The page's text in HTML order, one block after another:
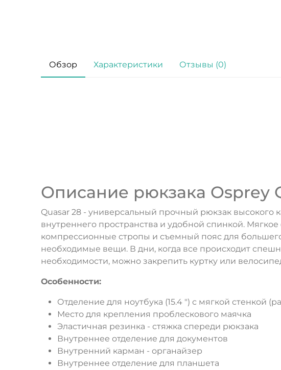
Обзор Характеристики Отзывы (0)
Описание рюкзака Osprey
Quasar 28 - универсальный прочный рюкзак высокого
внутреннего пространства и удобной спинкой.
компрессионные стропы и съемный пояс для
необходимые вещи. В дни, когда все происходит
необходимости, можно закрепить куртку или
Особенности:
Отделение для ноутбука (15.4 ") с мягкой стенкой
Место для крепления проблескового маячка
Эластичная резинка - стяжка спереди рюкзака
Внутреннее отделение для документов
Внутренний карман - органайзер
Внутреннее отделение для планшета